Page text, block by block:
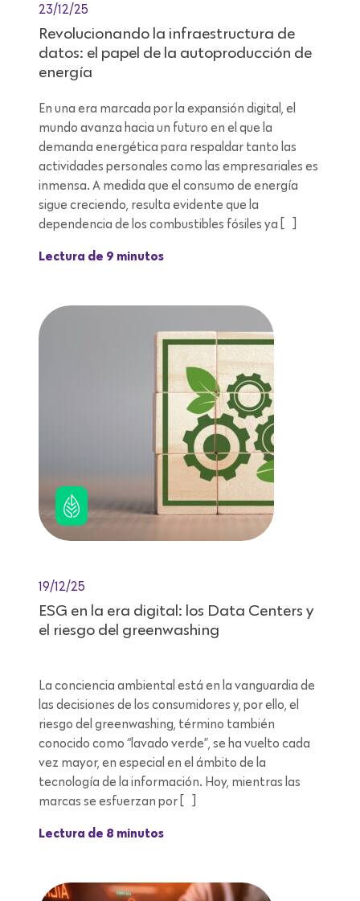
23/12/25
Revolucionando la infraestructura de
datos: el papel de la autoproducción de
energía
En una era marcada por la expansión digital, el
mundo avanza hacia un futuro en el que la
demanda energética para respaldar tanto las
actividades personales como las empresariales es
inmensa. A medida que el consumo de energía
sigue creciendo, resulta evidente que la
dependencia de los combustibles fósiles ya […]
Lectura de 9 minutos
19/12/25
ESG en la era digital: los Data Centers y
el riesgo del greenwashing
La conciencia ambiental está en la vanguardia de
las decisiones de los consumidores y, por ello, el
riesgo del greenwashing, término también
conocido como “lavado verde”, se ha vuelto cada
vez mayor, en especial en el ámbito de la
tecnología de la información. Hoy, mientras las
marcas se esfuerzan por […]
Lectura de 8 minutos